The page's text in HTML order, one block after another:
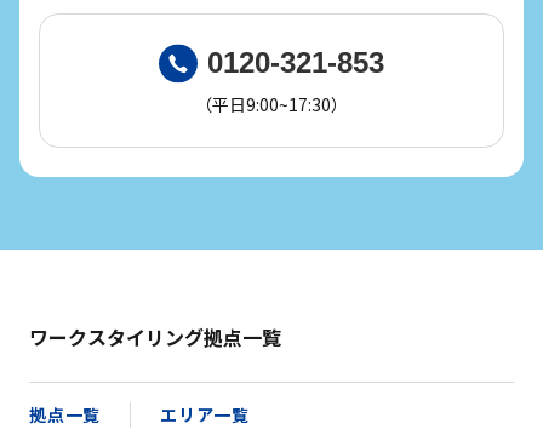
0120-321-853
（平日9:00~17:30）
ワークスタイリング拠点一覧
拠点一覧 エリア一覧